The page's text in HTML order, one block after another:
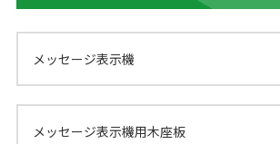
メッセージ表示機
メッセージ表示機用木座板